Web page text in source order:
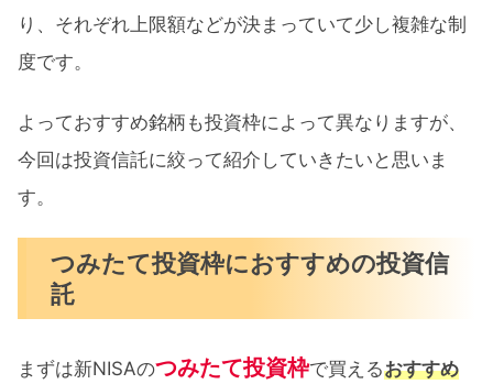
り、それぞれ上限額などが決まっていて少し複雑な制
度です。
よっておすすめ銘柄も投資枠によって異なりますが、
今回は投資信託に絞って紹介していきたいと思いま
す。
つみたて投資枠におすすめの投資信
託
まずは新NISAのつみたて投資枠で買えるおすすめ